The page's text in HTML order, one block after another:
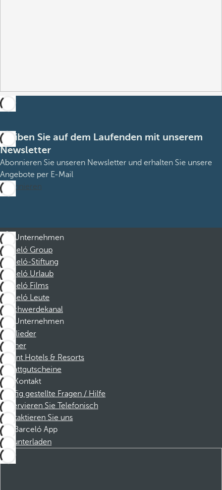
Bleiben Sie auf dem Laufenden mit unserem
Newsletter
Abonnieren Sie unseren Newsletter und erhalten Sie unsere
Angebote per E-Mail
Abonnieren
Unternehmen
Barceló Group
Barceló-Stiftung
Barceló Urlaub
Barceló Films
Barceló Leute
Beschwerdekanal
Unternehmen
Mitglieder
Partner
Dorint Hotels & Resorts
Rabattgutscheine
Kontakt
Häufig gestellte Fragen / Hilfe
Reservieren Sie Telefonisch
Kontaktieren Sie uns
Barceló App
Herunterladen